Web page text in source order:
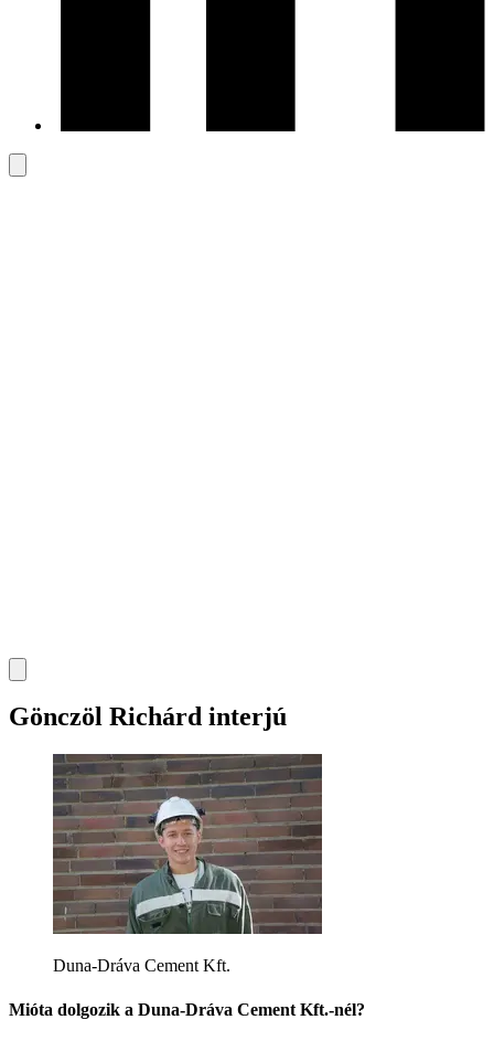
Gönczöl Richárd interjú
Duna-Dráva Cement Kft.
Mióta dolgozik a Duna-Dráva Cement Kft.-nél?